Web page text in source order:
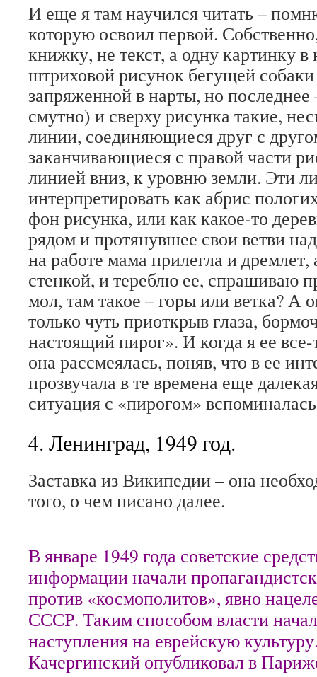
И еще я там научился читать –
которую освоил первой.
книжку, не текст, а одну картинку
штриховой рисунок бегущей
запряженной в нарты, но последнее
смутно) и сверху рисунка такие,
линии, соединяющиеся друг с
заканчивающиеся с правой части
линией вниз, к уровню земли. Эти
интерпретировать как абрис
фон рисунка, или как какое-то
рядом и протянувшее свои ветви
на работе мама прилегла и
стенкой, и тереблю ее, спрашиваю
мол, там такое – горы или ветка? А
только чуть приоткрыв глаза,
настоящий пирог». И когда я ее
она рассмеялась, поняв, что в ее
прозвучала в те времена еще
ситуация с «пирогом»
4. Ленинград, 1949 год.
Заставка из Википедии – она
того, о чем писано далее.
В январе 1949 года советские
информации начали
против «космополитов», явно
СССР. Таким способом власти
наступления на еврейскую
Качергинский опубликовал в